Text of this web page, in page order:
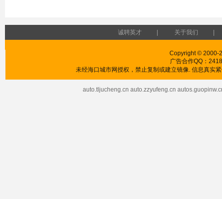
诚聘英才 关于我们
Copyright © 2000-
广告合作QQ：
未经海口城市网授权，禁止复制或建立镜像. 信息真实
auto.tljucheng.cn auto.zzyufeng.cn